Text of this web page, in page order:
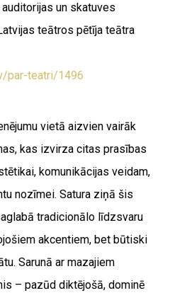
un skatuves
teātros pētīja teātra
par-teatri/1496
vietā aizvien vairāk
kas izvirza citas prasības
komunikācijas veidam,
nozīmei. Satura ziņā šis
tradicionālo līdzsvaru
akcentiem, bet būtiski
Sarunā ar mazajiem
– pazūd diktējošā, dominē